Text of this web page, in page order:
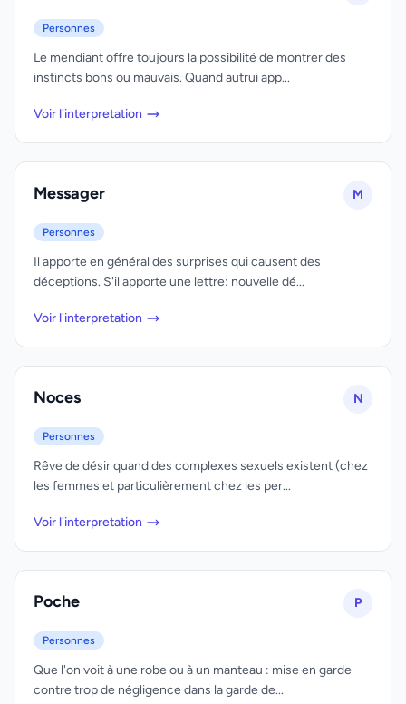
Personnes
Le mendiant offre toujours la possibilité de montrer des
instincts bons ou mauvais. Quand autrui app...
Voir l'interpretation
Messager M
Personnes
Il apporte en général des surprises qui causent des
déceptions. S'il apporte une lettre: nouvelle dé...
Voir l'interpretation
Noces N
Personnes
Rêve de désir quand des complexes sexuels existent (chez
les femmes et particulièrement chez les per...
Voir l'interpretation
Poche P
Personnes
Que l'on voit à une robe ou à un manteau : mise en garde
contre trop de négligence dans la garde de...